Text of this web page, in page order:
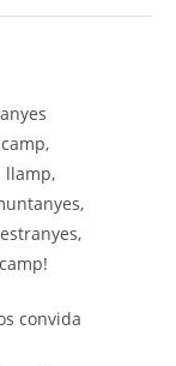
llamp,
convida